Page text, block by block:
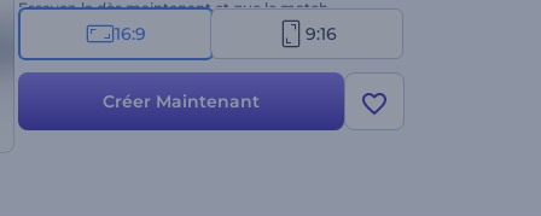
Essayez-la dès maintenant et que le match
commence en beauté !
16:9 9:16
Créer Maintenant